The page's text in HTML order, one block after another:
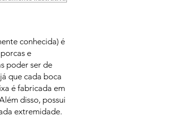
conhecida) é
e
poder ser de
que cada boca
é fabricada em
disso, possui
extremidade.